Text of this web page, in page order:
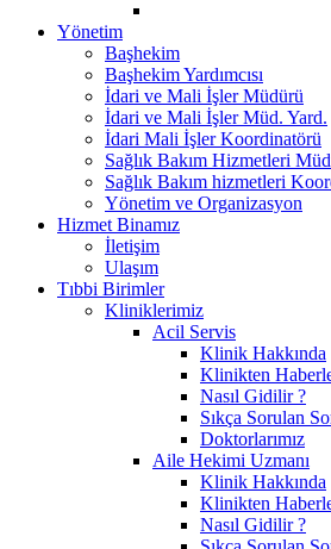
Yönetim
Başhekim
Başhekim Yardımcısı
İdari ve Mali İşler Müdürü
İdari ve Mali İşler Müd. Yard.
İdari Mali İşler Koordinatörü
Sağlık Bakım Hizmetleri
Sağlık Bakım hizmetleri
Yönetim ve Organizasyon
Hizmet Binamız
İletişim
Ulaşım
Tıbbi Birimler
Kliniklerimiz
Acil Servis
Klinik Hakkında
Klinikten
Nasıl Gidilir ?
Sıkça Sorulan
Doktorlarımız
Aile Hekimi Uzmanı
Klinik Hakkında
Klinikten
Nasıl Gidilir ?